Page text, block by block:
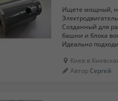
Ищете мощный,
Созданный для
башни и блока
Идеально
Киев в
Автор Сергей